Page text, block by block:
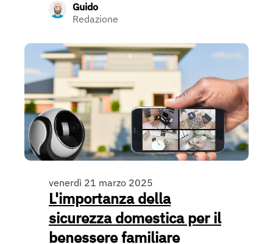
Guido
Redazione
venerdì 21 marzo 2025
L'importanza della
sicurezza domestica per il
benessere familiare